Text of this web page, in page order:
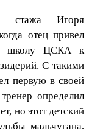
стажа Игоря
отец привел
школу ЦСКА к
С такими
первую в своей
определил
но этот детский
мальчугана,